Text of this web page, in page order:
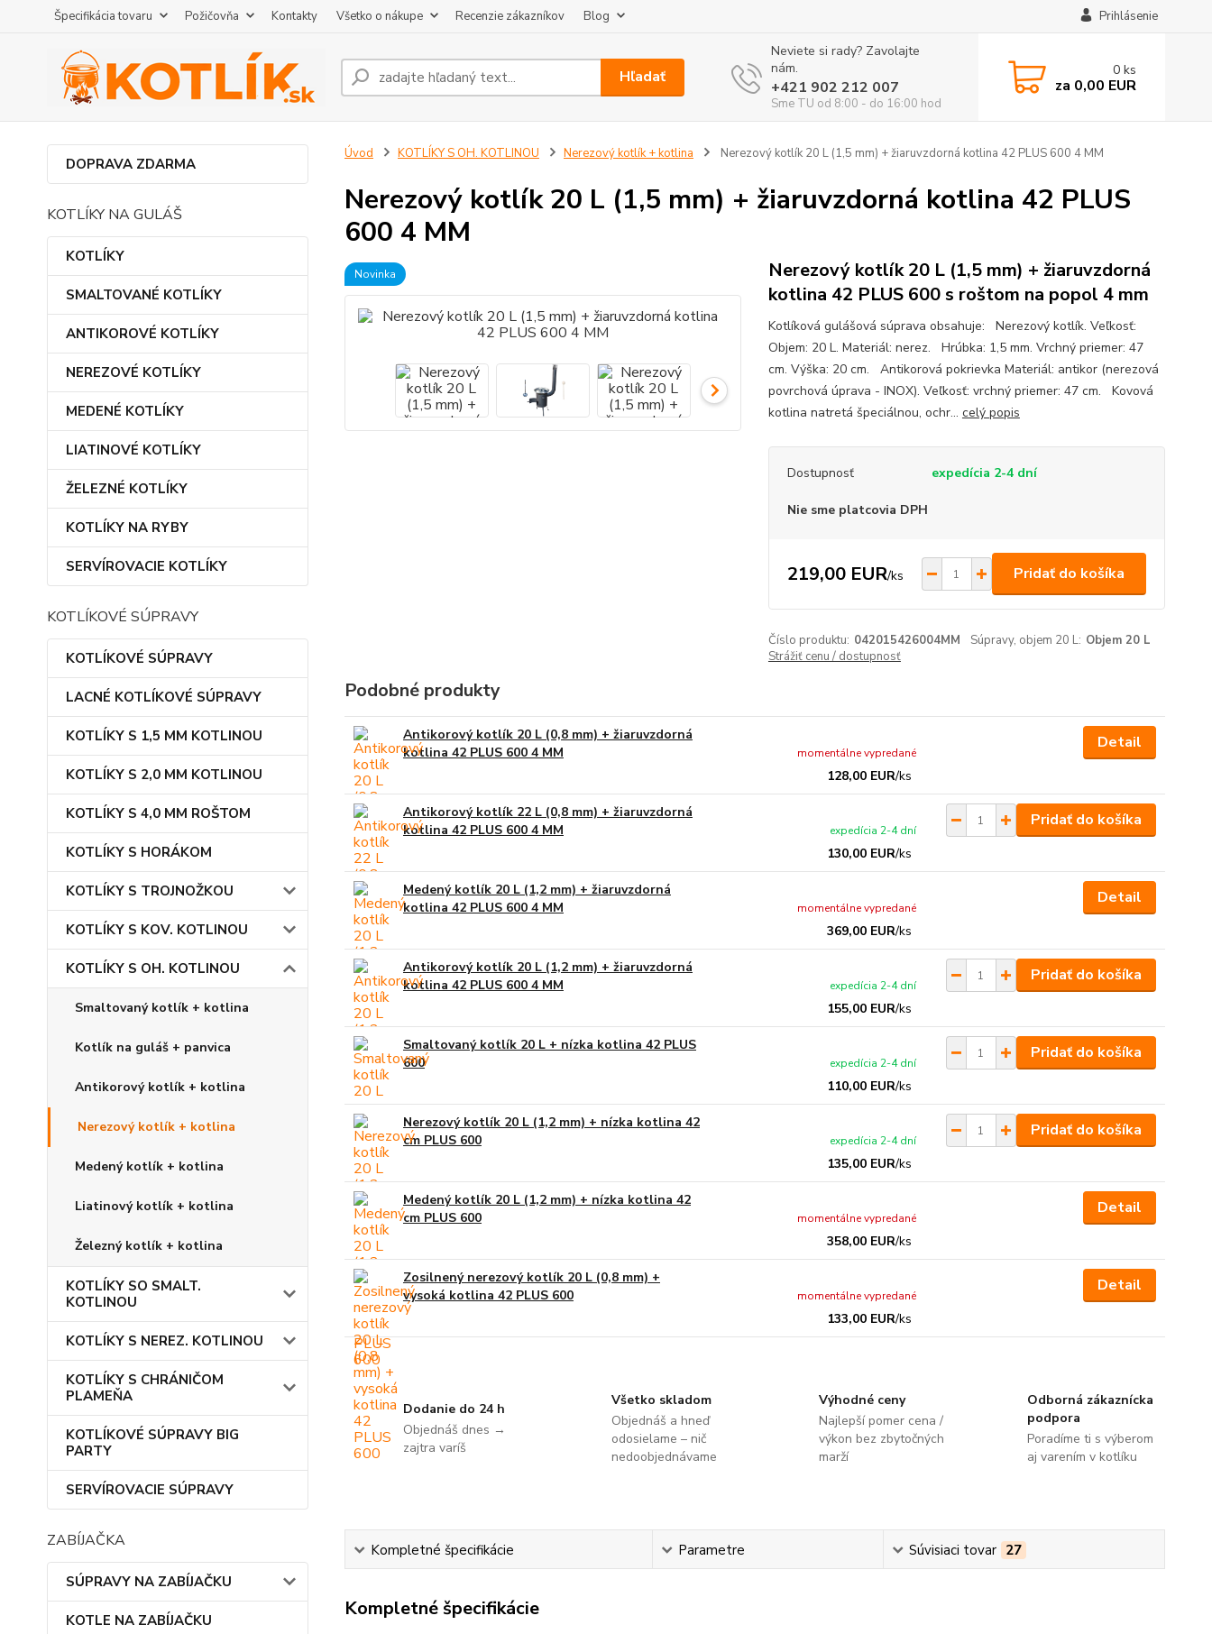
Špecifikácia tovaru Požičovňa Kontakty Všetko o nákupe Recenzie zákazníkov Blog Prihlásenie
Hľadať
Neviete si rady? Zavolajte
nám.
+421 902 212 007
Sme TU od 8:00 - do 16:00 hod
0 ks
za 0,00 EUR
DOPRAVA ZDARMA
KOTLÍKY NA GULÁŠ
KOTLÍKY
SMALTOVANÉ KOTLÍKY
ANTIKOROVÉ KOTLÍKY
NEREZOVÉ KOTLÍKY
MEDENÉ KOTLÍKY
LIATINOVÉ KOTLÍKY
ŽELEZNÉ KOTLÍKY
KOTLÍKY NA RYBY
SERVÍROVACIE KOTLÍKY
KOTLÍKOVÉ SÚPRAVY
KOTLÍKOVÉ SÚPRAVY
LACNÉ KOTLÍKOVÉ SÚPRAVY
KOTLÍKY S 1,5 MM KOTLINOU
KOTLÍKY S 2,0 MM KOTLINOU
KOTLÍKY S 4,0 MM ROŠTOM
KOTLÍKY S HORÁKOM
KOTLÍKY S TROJNOŽKOU
KOTLÍKY S KOV. KOTLINOU
KOTLÍKY S OH. KOTLINOU
Smaltovaný kotlík + kotlina
Kotlík na guláš + panvica
Antikorový kotlík + kotlina
Nerezový kotlík + kotlina
Medený kotlík + kotlina
Liatinový kotlík + kotlina
Železný kotlík + kotlina
KOTLÍKY SO SMALT.
KOTLINOU
KOTLÍKY S NEREZ. KOTLINOU
KOTLÍKY S CHRÁNIČOM
PLAMEŇA
KOTLÍKOVÉ SÚPRAVY BIG
PARTY
SERVÍROVACIE SÚPRAVY
ZABÍJAČKA
SÚPRAVY NA ZABÍJAČKU
KOTLE NA ZABÍJAČKU
Úvod KOTLÍKY S OH. KOTLINOU Nerezový kotlík + kotlina Nerezový kotlík 20 L (1,5 mm) + žiaruvzdorná kotlina 42 PLUS 600 4 MM
Nerezový kotlík 20 L (1,5 mm) + žiaruvzdorná kotlina 42 PLUS
600 4 MM
Novinka
Nerezový kotlík 20 L (1,5 mm) + žiaruvzdorná
kotlina 42 PLUS 600 s roštom na popol 4 mm
Kotlíková gulášová súprava obsahuje: Nerezový kotlík. Veľkosť:
Objem: 20 L. Materiál: nerez. Hrúbka: 1,5 mm. Vrchný priemer: 47
cm. Výška: 20 cm. Antikorová pokrievka Materiál: antikor (nerezová
povrchová úprava - INOX). Veľkosť: vrchný priemer: 47 cm. Kovová
kotlina natretá špeciálnou, ochr... celý popis
Dostupnosť expedícia 2-4 dní
Nie sme platcovia DPH
219,00 EUR/ks Pridať do košíka
Číslo produktu: 042015426004MM Súpravy, objem 20 L: Objem 20 L
Strážiť cenu / dostupnosť
Podobné produkty
Antikorový kotlík 20 L (0,8 mm) + žiaruvzdorná
kotlina 42 PLUS 600 4 MM
128,00 EUR/ks
momentálne vypredané
Detail
Antikorový kotlík 22 L (0,8 mm) + žiaruvzdorná
kotlina 42 PLUS 600 4 MM
130,00 EUR/ks
expedícia 2-4 dní
Pridať do košíka
Medený kotlík 20 L (1,2 mm) + žiaruvzdorná
kotlina 42 PLUS 600 4 MM
369,00 EUR/ks
momentálne vypredané
Detail
Antikorový kotlík 20 L (1,2 mm) + žiaruvzdorná
kotlina 42 PLUS 600 4 MM
155,00 EUR/ks
expedícia 2-4 dní
Pridať do košíka
Smaltovaný kotlík 20 L + nízka kotlina 42 PLUS
600
110,00 EUR/ks
expedícia 2-4 dní
Pridať do košíka
Nerezový kotlík 20 L (1,2 mm) + nízka kotlina 42
cm PLUS 600
135,00 EUR/ks
expedícia 2-4 dní
Pridať do košíka
Medený kotlík 20 L (1,2 mm) + nízka kotlina 42
cm PLUS 600
358,00 EUR/ks
momentálne vypredané
Detail
Zosilnený nerezový kotlík 20 L (0,8 mm) +
vysoká kotlina 42 PLUS 600
133,00 EUR/ks
momentálne vypredané
Detail
Dodanie do 24 h
Objednáš dnes →
zajtra varíš
Všetko skladom
Objednáš a hneď
odosielame – nič
nedoobjednávame
Výhodné ceny
Najlepší pomer cena /
výkon bez zbytočných
marží
Odborná zákaznícka
podpora
Poradíme ti s výberom
aj varením v kotlíku
Kompletné špecifikácie Parametre Súvisiaci tovar 27
Kompletné špecifikácie